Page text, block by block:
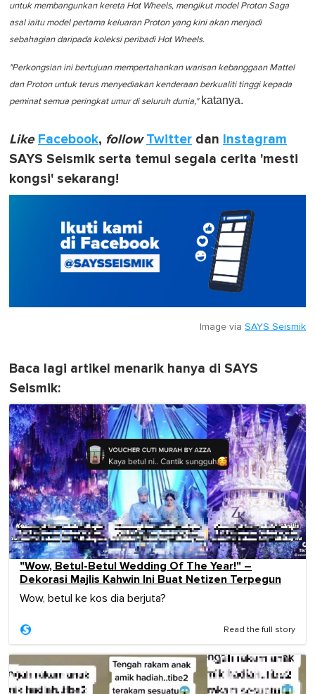
untuk membangunkan kereta Hot Wheels, mengikut model Proton Saga
asal iaitu model pertama keluaran Proton yang kini akan menjadi
sebahagian daripada koleksi peribadi Hot Wheels.
"Perkongsian ini bertujuan mempertahankan warisan kebanggaan Mattel
dan Proton untuk terus menyediakan kenderaan berkualiti tinggi kepada
peminat semua peringkat umur di seluruh dunia,"katanya.
Like Facebook, follow Twitter dan Instagram
SAYS Seismik serta temui segala cerita 'mesti
kongsi' sekarang!
Image via SAYS Seismik
Baca lagi artikel menarik hanya di SAYS
Seismik:
"Wow, Betul-Betul Wedding Of The Year!" –
Dekorasi Majlis Kahwin Ini Buat Netizen Terpegun
Wow, betul ke kos dia berjuta?
Read the full story